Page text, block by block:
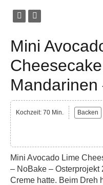
Mini
Kochzeit: 70 Min. Backen
Mini Avocado Lime
– NoBake – Osterprojekt
Creme hatte. Beim Dreh